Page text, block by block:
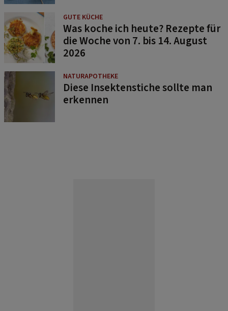
GUTE KÜCHE
Was koche ich heute? Rezepte für
die Woche von 7. bis 14. August
2026
NATURAPOTHEKE
Diese Insektenstiche sollte man
erkennen